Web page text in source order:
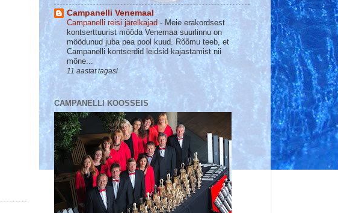
Campanelli Venemaal
Campanelli reisi järelkajad- Meie erakordsest
kontserttuurist mööda Venemaa suurlinnu on
möödunud juba pea pool kuud. Rõõmu teeb, et
Campanelli kontserdid leidsid kajastamist nii
mõne...
11 aastat tagasi
CAMPANELLI KOOSSEIS